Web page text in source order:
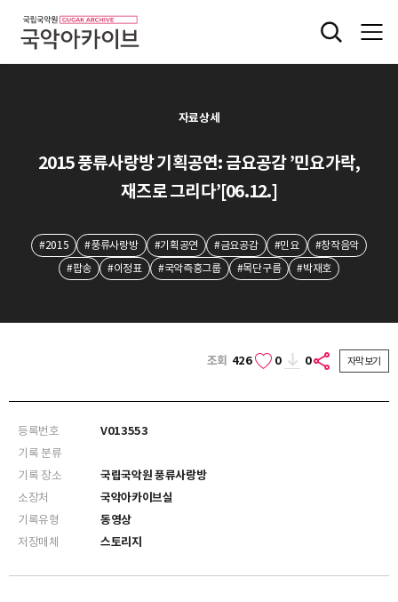
자료상세
2015 풍류사랑방 기획공연: 금요공감 ’민요가락,
재즈로 그리다’[06.12.]
#2015 #풍류사랑방 #기획공연 #금요공감 #민요
#창작음악
#팝송
#이정표 #국악즉흥그룹 #목단구름 #박재호
조회 426 0 0 자막보기
등록번호
V013553
기록 분류
기록 장소
국립국악원 풍류사랑방
소장처
국악아카이브실
기록유형
동영상
저장매체
스토리지